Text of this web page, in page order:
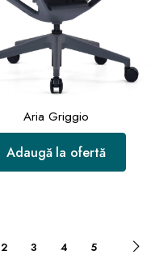
Aria Griggio
Adaugă la ofertă
2 3 4 5